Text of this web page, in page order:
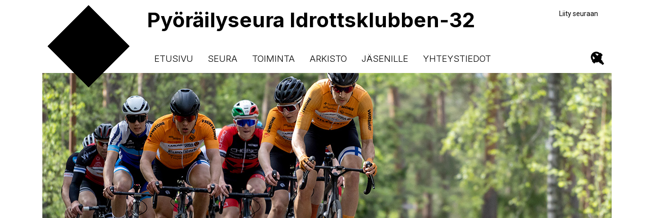
Pyöräilyseura Idrottsklubben-32
ETUSIVU SEURA TOIMINTA ARKISTO JÄSENILLE YHTEYSTIEDOT
Liity seuraan